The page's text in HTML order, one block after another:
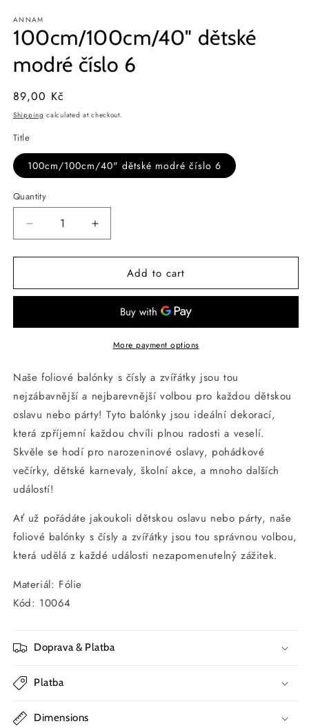
1
in
modal
ANNAM
100cm/100cm/40" dětské
modré číslo 6
Regular
price
89,00 Kč
Shipping calculated at checkout.
Title
100cm/100cm/40" dětské modré číslo 6
Quantity
Decrease
quantity
for
100cm/100cm/40&quot;
dětské
6
Increase
quantity
for
100cm/100cm/40&quot;
dětské
6
Add to cart
More payment options
Naše foliové balónky s čísly a zvířátky jsou tou
nejzábavnější a nejbarevnější volbou pro každou dětskou
oslavu nebo párty! Tyto balónky jsou ideální dekorací,
která zpříjemní každou chvíli plnou radosti a veselí.
Skvěle se hodí pro narozeninové oslavy, pohádkové
večírky, dětské karnevaly, školní akce, a mnoho dalších
událostí!
Ať už pořádáte jakoukoli dětskou oslavu nebo párty, naše
foliové balónky s čísly a zvířátky jsou tou správnou volbou,
která udělá z každé události nezapomenutelný zážitek.
Materiál: Fólie
Kód: 10064
Doprava & Platba
Platba
Dimensions